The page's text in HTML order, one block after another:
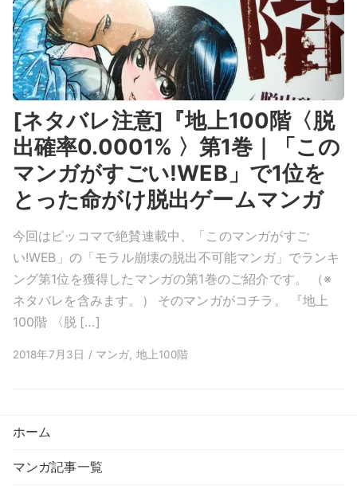
[ネタバレ注意]『地上100階〈脱
出確率0.0001% 〉第1巻｜「この
マンガがすごい!WEB」で1位を
とった命がけ脱出ゲームマンガ
今回はピッコマで絶賛連載中、「このマンガがすご
い!WEB」の「モラル崩壊の脱出不可能マンガ」でランキ
ング第1位を獲得したマンガの第1巻のご紹介です。 （※
ネタバレを含みます。） そのマンガがコチラ。 『地上
100階 〈脱 […]
2018年7月3日 / マンガ, 地上100階
ホーム
マンガ記事一覧